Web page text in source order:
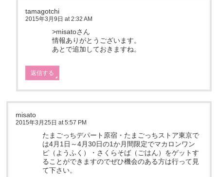
tamagotchi
2015年3月9日 at 2:32 AM
>misatoさん
情報ありがとうございます。
あとで追加しておきますね。
返信する
misato
2015年3月25日 at 5:57 PM
たまごっちデパート原宿・たまごっちストア東京で
は4月1日～4月30日の1か月間限定でマカロンワン
ピ（ようふく）・さくらそば（ごはん）をゲットす
ることができますのでぜひ機会のある方は行って見
て下さい。